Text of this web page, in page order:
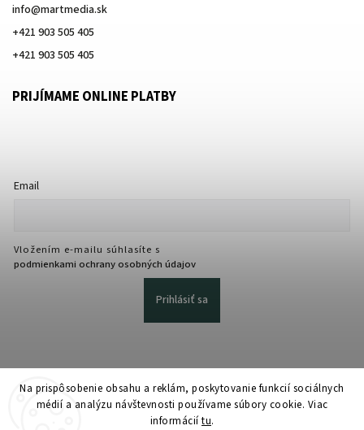
Na prispôsobenie obsahu a reklám, poskytovanie funkcií sociálnych
médií a analýzu návštevnosti používame súbory cookie. Viac
informáciítu.
info@martmedia.sk
+421 903 505 405
+421 903 505 405
PRIJÍMAME ONLINE PLATBY
Email
Vložením e-mailu súhlasíte s
podmienkami ochrany osobných údajov
Prihlásiť sa